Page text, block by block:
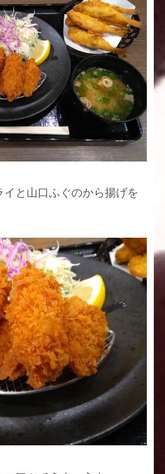
と山口ふぐのから揚げを